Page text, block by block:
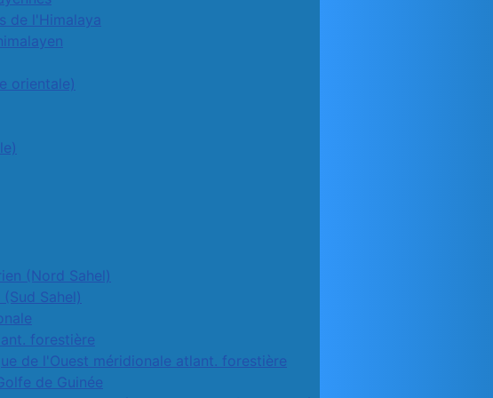
de l'Himalaya
orientale)
(Nord Sahel)
Sahel)
forestière
de l'Ouest méridionale atlant. forestière
de Guinée